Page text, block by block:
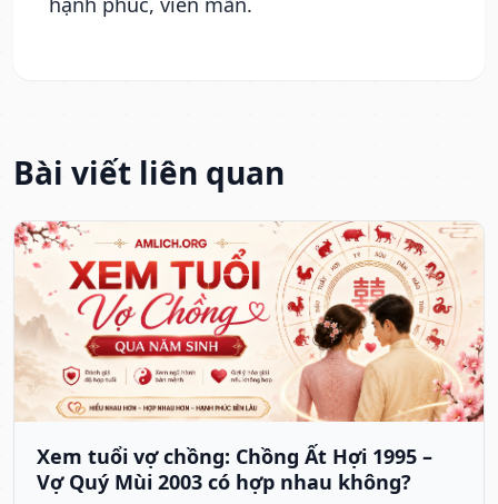
Bài viết liên quan
Xem tuổi vợ chồng: Chồng Ất Hợi 1995 –
Vợ Quý Mùi 2003 có hợp nhau không?